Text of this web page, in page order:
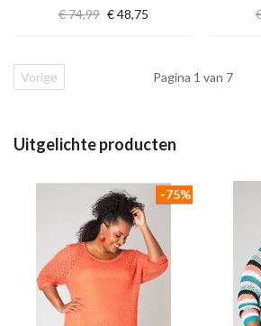
€ 74,99 € 48,75
Vorige Pagina 1 van 7
Uitgelichte producten
-75%